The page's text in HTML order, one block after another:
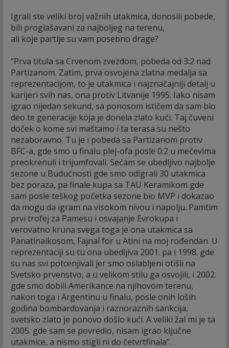
Igrali ste veliki broj važnih utakmica, donosili pobede,
bili proglašavani za najboljeg na terenu,
ali koje partije su vam posebno drage?
"Prva titula sa Crvenom zvezdom, pobeda od 3:2 nad
Partizanom. Zatim, prva osvojena zlatna medalja sa
reprezentacijom, to je utakmica i najznačajniji detalj u
karijeri svih nas, ona protiv Litvanije 1995. Iako nisam
igrao nijedan sekund, sa ponosom ističem da sam bio
deo te generacije koja je donela zlato kući. Taj čuveni
doček o kome svi maštamo i ta terasa su nešto
nezaboravno. Tu je i pobeda sa Partizanom protiv
BFC-a, gde smo u finalu plej-ofa posle 0:2 u mečevima
preokrenuli i trijumfovali. Sećam se ubedljivo najbolje
sezone u Budućnosti gde smo odigrali 30 utakmica
bez poraza, pa finale kupa sa TAU Keramikom gde
sam posle teškog početka sezone bio MVP i dokazao
da mogu da igram na visokom nivou i napolju. Pamtim
prvi trofej za Pamesu i osvajanje Evrokupa i
verovatno kruna svega toga je ona utakmica sa
Panatinaikosom, Fajnal for u Atini na moj rođendan. U
reprezentaciji su tu ona ubedljiva 2001. pa i 1998. gde
su nas svi potcenjivali jer smo oslabljeni otišli na
Svetsko prvenstvo, a u velikom stilu ga osvojili, i 2002.
gde smo dobili Amerikance na njihovom terenu,
nakon toga i Argentinu u finalu, posle onih loših
godina bombardovanja i raznoraznih sankcija,
svetsko zlato je ponovo došlo kući. A veliki žal mi je ta
2005. gde sam se povredio, nisam igrao ključne
utakmice, a nismo stigli ni do četvrtfinala".